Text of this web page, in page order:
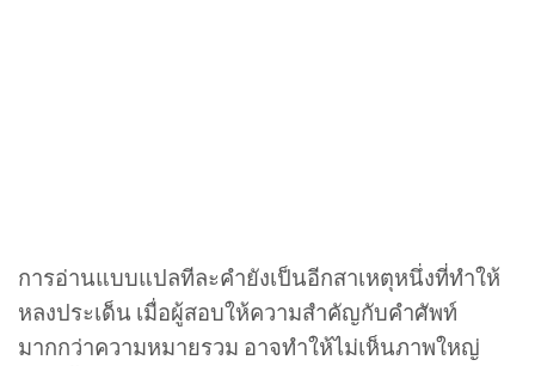
การอ่านแบบแปลทีละคำยังเป็นอีกสาเหตุหนึ่งที่ทำให้
หลงประเด็น เมื่อผู้สอบให้ความสำคัญกับคำศัพท์
มากกว่าความหมายรวม อาจทำให้ไม่เห็นภาพใหญ่